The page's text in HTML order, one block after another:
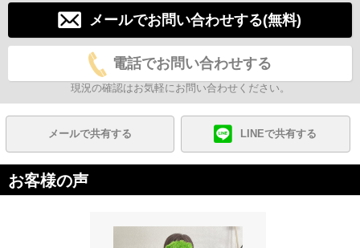
メールでお問い合わせする(無料)
電話でお問い合わせする
現況の確認はお気軽にお問い合わせください。
メールで共有する LINEで共有する
お客様の声